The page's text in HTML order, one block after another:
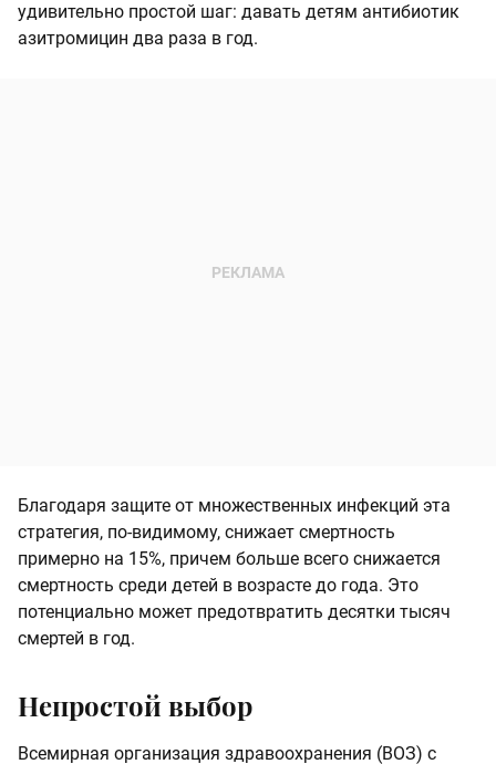
удивительно простой шаг: давать детям антибиотик
азитромицин два раза в год.
Благодаря защите от множественных инфекций эта
стратегия, по-видимому, снижает смертность
примерно на 15%, причем больше всего снижается
смертность среди детей в возрасте до года. Это
потенциально может предотвратить десятки тысяч
смертей в год.
Непростой выбор
Всемирная организация здравоохранения (ВОЗ) с